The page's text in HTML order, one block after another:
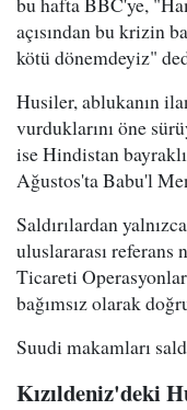
açısından bu krizin
kötü dönemdeyiz"
Husiler, ablukanın
vurduklarını öne
ise Hindistan
Ağustos'ta Babu'l
Saldırılardan
uluslararası
Ticareti
bağımsız olarak
Suudi makamları
Kızıldeniz'deki